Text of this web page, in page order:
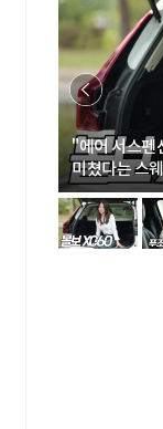
"에어 서스펜
미쳤다는 스
B5 울트라'